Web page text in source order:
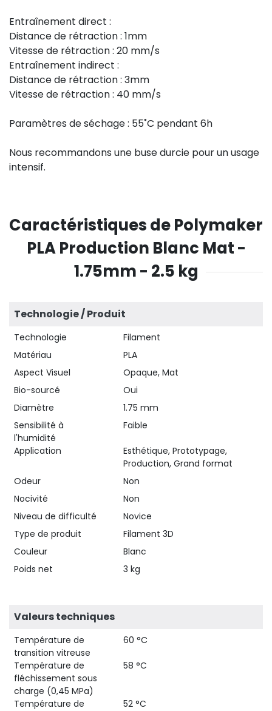
Entraînement direct :
Distance de rétraction : 1mm
Vitesse de rétraction : 20 mm/s
Entraînement indirect :
Distance de rétraction : 3mm
Vitesse de rétraction : 40 mm/s
Paramètres de séchage : 55˚C pendant 6h
Nous recommandons une buse durcie pour un usage
intensif.
Caractéristiques de Polymaker
PLA Production Blanc Mat -
1.75mm - 2.5 kg
Technologie / Produit
Technologie
Filament
Matériau
PLA
Aspect Visuel
Opaque, Mat
Bio-sourcé
Oui
Diamètre
1.75 mm
Sensibilité à
l'humidité
Faible
Application
Esthétique, Prototypage,
Production, Grand format
Odeur
Non
Nocivité
Non
Niveau de difficulté
Novice
Type de produit
Filament 3D
Couleur
Blanc
Poids net
3 kg
Valeurs techniques
Température de
transition vitreuse
60 °C
Température de
fléchissement sous
charge (0,45 MPa)
58 °C
Température de
52 °C